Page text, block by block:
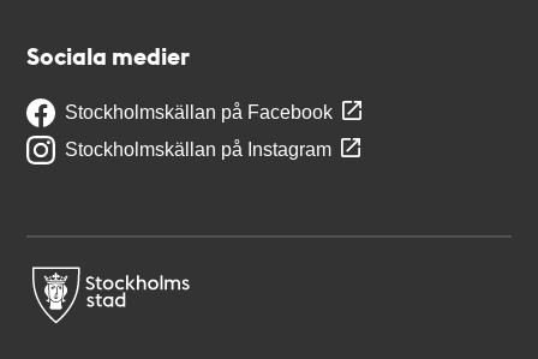
Sociala medier
Stockholmskällan på Facebook
Stockholmskällan på Instagram